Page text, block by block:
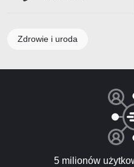
Zdrowie i uroda
5 milionów